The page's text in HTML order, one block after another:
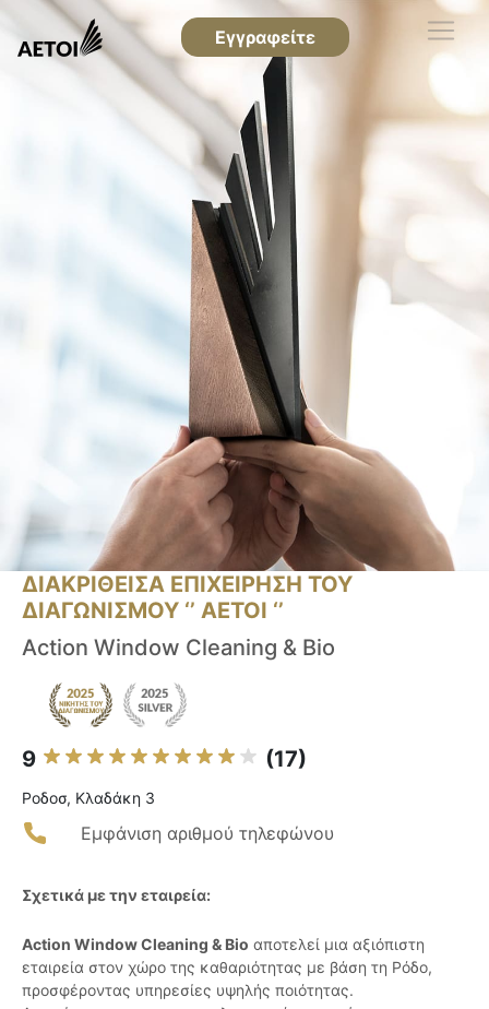
Εγγραφείτε
ΔΙΑΚΡΙΘΕΙΣΑ ΕΠΙΧΕΙΡΗΣΗ ΤΟΥ
ΔΙΑΓΩΝΙΣΜΟΥ ‘’ ΑΕΤΟΙ ‘’
Action Window Cleaning & Bio
9 (17)
Ροδοσ, Κλαδάκη 3
Εμφάνιση αριθμού τηλεφώνου
Σχετικά με την εταιρεία:
Action Window Cleaning & Bio αποτελεί μια αξιόπιστη
εταιρεία στον χώρο της καθαριότητας με βάση τη Ρόδο,
προσφέροντας υπηρεσίες υψηλής ποιότητας.